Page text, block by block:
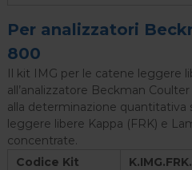
Per analizzatori
800
Il kit IMG per le catene leggere
all’analizzatore Beckman
alla determinazione quantitativa
leggere libere Kappa (FRK) e
concentrate.
Codice Kit